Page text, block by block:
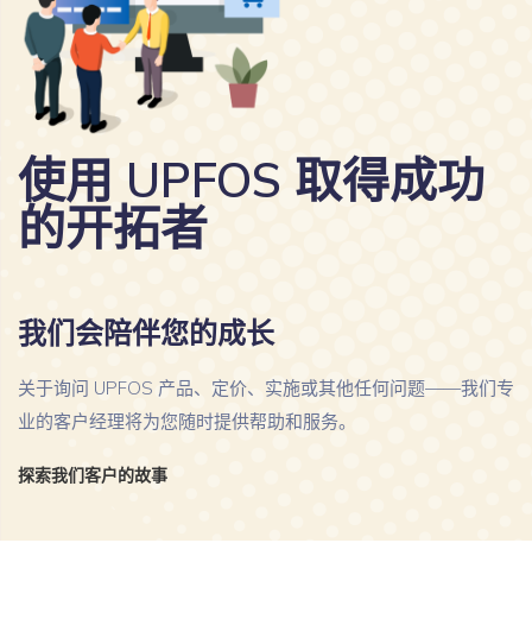
使用 UPFOS 取得成功
的开拓者
我们会陪伴您的成长
关于询问 UPFOS 产品、定价、实施或其他任何问题——我们专
业的客户经理将为您随时提供帮助和服务。
探索我们客户的故事